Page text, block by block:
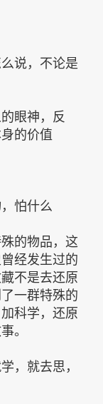
说，不论是
眼神，反
的价值
怕什么
的物品，这
经发生过的
不是去还原
一群特殊的
科学，还原
。
，就去思，